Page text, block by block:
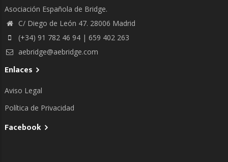
Asociación Española de Bridge.
C/ Diego de León 47. 28006 Madrid
(+34) 91 782 46 94 | 659 402 263
aebridge@aebridge.com
Enlaces
Aviso Legal
Política de Privacidad
Facebook